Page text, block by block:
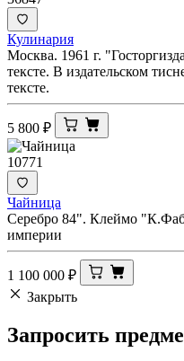
Кулинария
Москва. 1961 г.
тексте. В издательском
тексте.
5 800 ₽
10771
Чайница
Серебро 84". Клеймо
империи
1 100 000 ₽
Закрыть
Запросить